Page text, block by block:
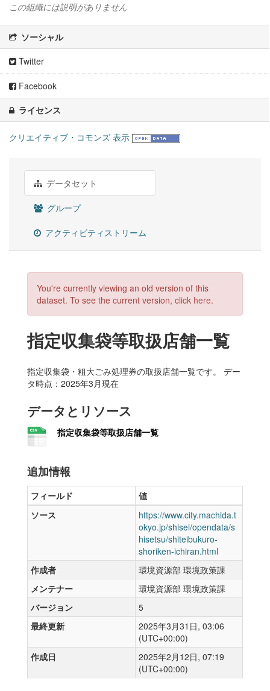
この組織には説明がありません
ソーシャル
Twitter
Facebook
ライセンス
クリエイティブ・コモンズ 表示
データセット
グループ
アクティビティストリーム
You're currently viewing an old version of this
dataset. To see the current version, click here.
指定収集袋等取扱店舗一覧
指定収集袋・粗大ごみ処理券の取扱店舗一覧です。 デー
タ時点：2025年3月現在
データとリソース
指定収集袋等取扱店舗一覧
追加情報
フィールド
値
ソース
https://www.city.machida.t
okyo.jp/shisei/opendata/s
hisetsu/shiteibukuro-
shoriken-ichiran.html
作成者
環境資源部 環境政策課
メンテナー
環境資源部 環境政策課
バージョン
5
最終更新
2025年3月31日, 03:06
(UTC+00:00)
作成日
2025年2月12日, 07:19
(UTC+00:00)